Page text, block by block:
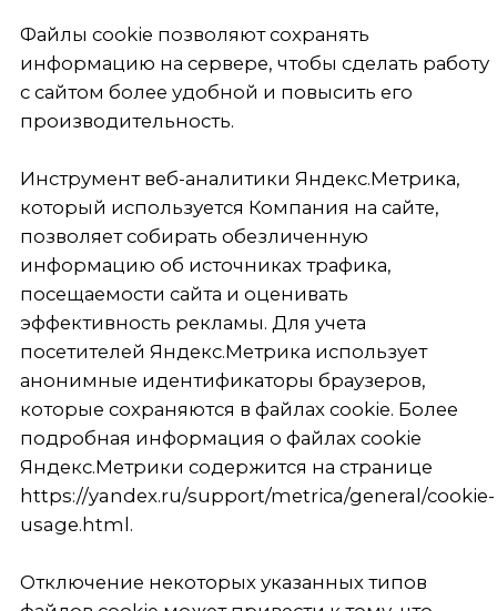
Сайта.
Для прекращения обработки файлов cookie
Пользователь может изменить настройки
(компьютер, мобильные устройства).
ИНН 7722410947
info@sls-
pharma.ru
+7 495 795 02 06
Препараты
Партнеры
Вакансии
Склад
Офис
О компании
Местонахождение: 111024, г. Москва, ул.
Душинская, д. 7, стр. 1, этаж 4, кабинет 11
Основной офис: 111250, г. Москва, пр-д. Завода
Серп и Молот, д. 10, этаж 10, офис 1001
00110-77/00168239 от 23.05.19 (бессрочная) выдана
Федеральной службой по надзору в сфере